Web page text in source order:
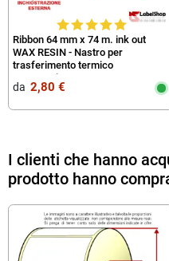
Ribbon 64 mm x 74 m. ink out
WAX RESIN - Nastro per
trasferimento termico
Cera/Resina
da‎ ‎ 2,80 €
I clienti che hanno
prodotto hanno